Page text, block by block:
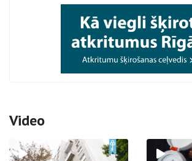
Video